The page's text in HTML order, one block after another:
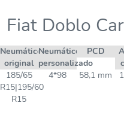
Fiat Doblo
Neumático
original
Neumático
personalizado
PCD
185/65
R15|195/60
R15
4*98 58,1 mm